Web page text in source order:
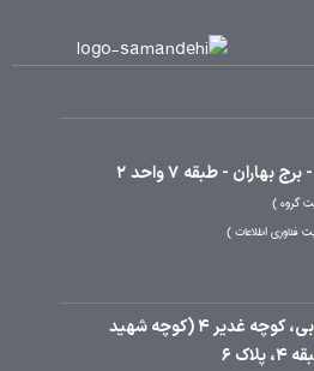
- طبقه 7 واحد 2
گروه
فناوری اطلاعات
البرز، نظرآباد، الغدیر جنوبی، کوچه غدیر 4 (کوچه شهید
6